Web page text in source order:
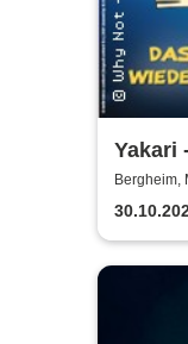
Yakari
Das
Familie
Bergheim,